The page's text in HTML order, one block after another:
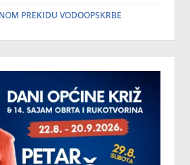
PREKIDU VODOOPSKRBE